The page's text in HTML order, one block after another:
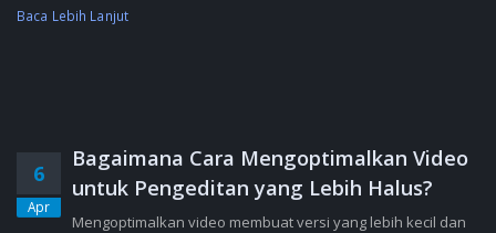
Baca Lebih Lanjut
6
Apr
Bagaimana Cara Mengoptimalkan Video
untuk Pengeditan yang Lebih Halus?
Mengoptimalkan video membuat versi yang lebih kecil dan